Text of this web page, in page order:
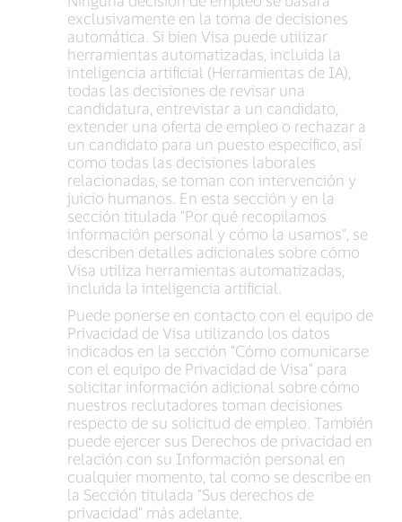
exclusivamente en la toma de decisiones
automática. Si bien Visa puede utilizar
herramientas automatizadas, incluida la
inteligencia artificial (Herramientas de IA),
todas las decisiones de revisar una
candidatura, entrevistar a un candidato,
extender una oferta de empleo o rechazar a
un candidato para un puesto específico, así
como todas las decisiones laborales
relacionadas, se toman con intervención y
juicio humanos. En esta sección y en la
sección titulada "Por qué recopilamos
información personal y cómo la usamos", se
describen detalles adicionales sobre cómo
Visa utiliza herramientas automatizadas,
incluida la inteligencia artificial.
Puede ponerse en contacto con el equipo de
Privacidad de Visa utilizando los datos
indicados en la sección "Cómo comunicarse
con el equipo de Privacidad de Visa" para
solicitar información adicional sobre cómo
nuestros reclutadores toman decisiones
respecto de su solicitud de empleo. También
puede ejercer sus Derechos de privacidad en
relación con su Información personal en
cualquier momento, tal como se describe en
la Sección titulada "Sus derechos de
privacidad" más adelante.